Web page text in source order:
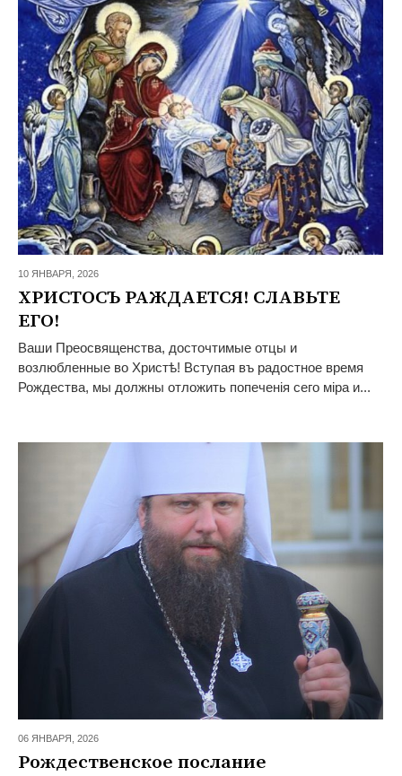
10 ЯНВАРЯ, 2026
ХРИСТОСЪ РАЖДАЕТСЯ! СЛАВЬТЕ
ЕГО!
Ваши Преосвященства, досточтимые отцы и
возлюбленные во Христѣ! Вступая въ радостное время
Рождества, мы должны отложить попеченія сего міра и...
06 ЯНВАРЯ, 2026
Рождественское послание